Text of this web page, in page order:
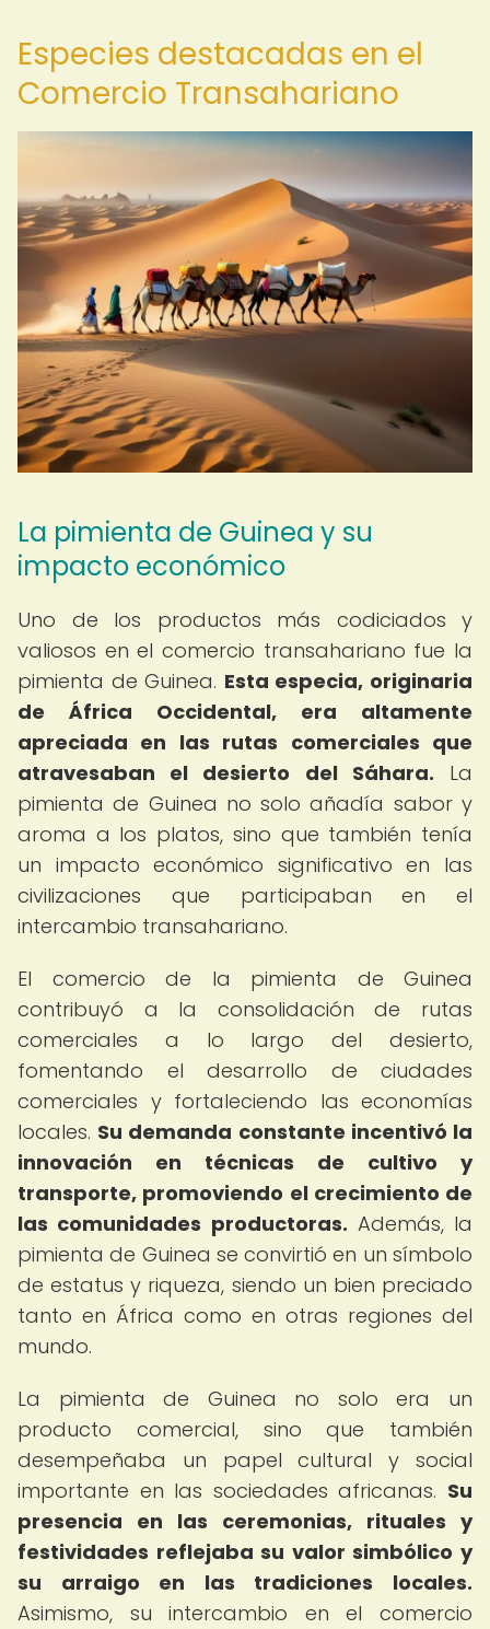
Especies destacadas en el
Comercio Transahariano
La pimienta de Guinea y su
impacto económico
Uno de los productos más codiciados y
valiosos en el comercio transahariano fue la
pimienta de Guinea. Esta especia, originaria
de África Occidental, era altamente
apreciada en las rutas comerciales que
atravesaban el desierto del Sáhara. La
pimienta de Guinea no solo añadía sabor y
aroma a los platos, sino que también tenía
un impacto económico significativo en las
civilizaciones que participaban en el
intercambio transahariano.
El comercio de la pimienta de Guinea
contribuyó a la consolidación de rutas
comerciales a lo largo del desierto,
fomentando el desarrollo de ciudades
comerciales y fortaleciendo las economías
locales. Su demanda constante incentivó la
innovación en técnicas de cultivo y
transporte, promoviendo el crecimiento de
las comunidades productoras. Además, la
pimienta de Guinea se convirtió en un símbolo
de estatus y riqueza, siendo un bien preciado
tanto en África como en otras regiones del
mundo.
La pimienta de Guinea no solo era un
producto comercial, sino que también
desempeñaba un papel cultural y social
importante en las sociedades africanas. Su
presencia en las ceremonias, rituales y
festividades reflejaba su valor simbólico y
su arraigo en las tradiciones locales.
Asimismo, su intercambio en el comercio